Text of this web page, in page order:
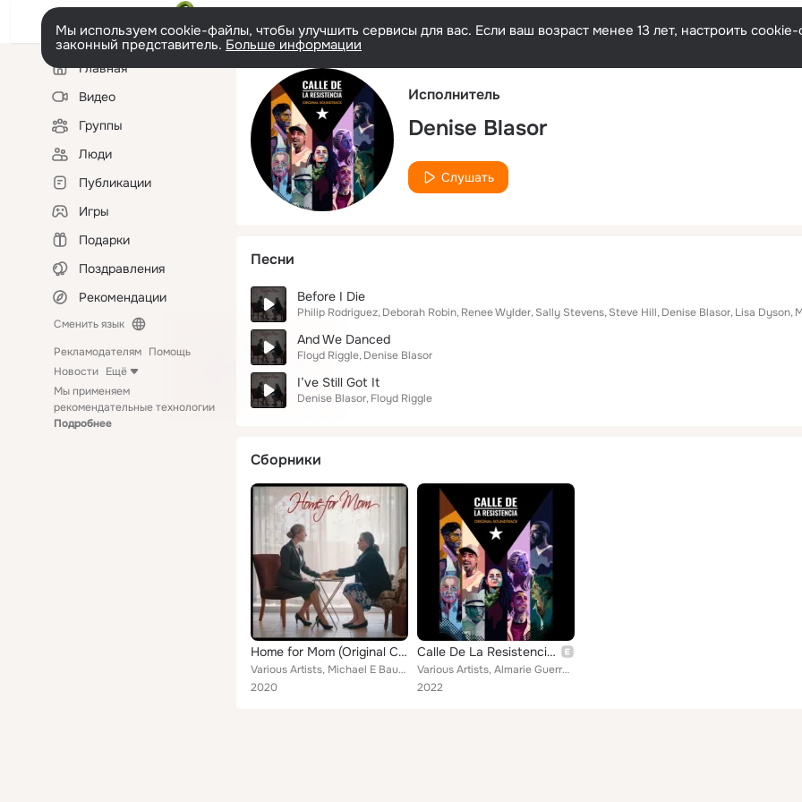
Мы используем cookie-файлы, чтобы улучшить сервисы для вас. Если ваш возраст менее 13 лет, настроить
законный представитель. Больше информации
Левая
колонкаГлавная
Видео
Группы
Люди
Публикации
Игры
Подарки
Поздравления
Рекомендации
Сменить язык
Рекламодателям Помощь
Новости Ещё
Мы применяем
рекомендательные технологии
Подробнее
Исполнитель
Denise Blasor
Слушать
Песни
Before I Die
Philip Rodriguez Deborah Robin Renee Wylder Sally Stevens Steve Hill Denise Blasor Lisa Dyson
And We Danced
Floyd Riggle Denise Blasor
I’ve Still Got It
Denise Blasor Floyd Riggle
Сборники
Home for Mom (Original Cast Recording)
Various Artists, Michael E Bauer, Denise Blasor, Floyd Riggle, Philip Rodriguez, Wayne Moore, Crissy Guerrero, Lisa Dyson, Debor...
2020
Calle De La Resistencia (Original Soundtrack)
Various Artists, Almarie Guerra, Vico Ortiz, Chill, CALLE DE LA RESISTENCIA ORIGINAL CAST, Efrain Figueroa, Milton Carrero, Fran...
2022